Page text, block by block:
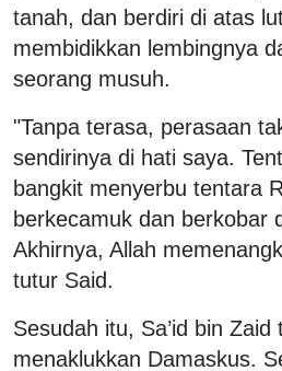
tanah, dan berdiri di atas
membidikkan lembingnya
seorang musuh.
"Tanpa terasa, perasaan
sendirinya di hati saya.
bangkit menyerbu tentara
berkecamuk dan berkobar
Akhirnya, Allah
tutur Said.
Sesudah itu, Sa’id bin
menaklukkan Damaskus.